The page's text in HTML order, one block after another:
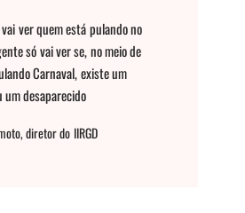
ver quem está pulando no
só vai ver se, no meio de
Carnaval, existe um
um desaparecido
diretor do IIRGD